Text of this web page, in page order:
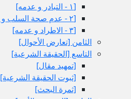
[١ - التبادر و عدمه‏]
[٢ - عدم صحة السلب و صحته‏]
[٣ - الاطراد و عدمه‏]
الثامن‏ [تعارض الأحوال‏]
التاسع‏ [الحقيقة الشرعية]
[تمهيد مقال‏]
[ثبوت الحقيقة الشرعية]
[ثمرة البحث‏]